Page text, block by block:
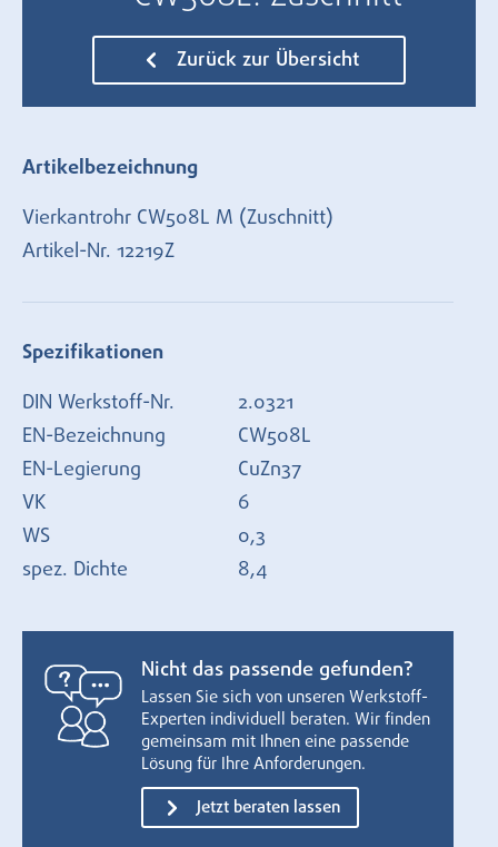
Zurück zur Übersicht
Artikelbezeichnung
Vierkantrohr CW508L M (Zuschnitt)
Artikel-Nr. 12219Z
Spezifikationen
DIN Werkstoff-Nr.
2.0321
EN-Bezeichnung
CW508L
EN-Legierung
CuZn37
VK
6
WS
0,3
spez. Dichte
8,4
Nicht das passende gefunden?
Lassen Sie sich von unseren Werkstoff-
Experten individuell beraten. Wir finden
gemeinsam mit Ihnen eine passende
Lösung für Ihre Anforderungen.
Jetzt beraten lassen